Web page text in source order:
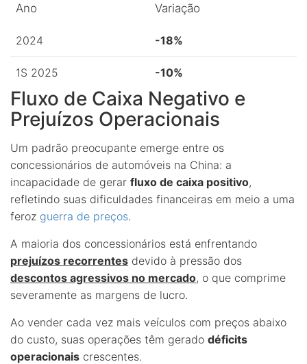
Ano Variação
2024 -18%
1S 2025 -10%
Fluxo de Caixa Negativo e
Prejuízos Operacionais
Um padrão preocupante emerge entre os
concessionários de automóveis na China: a
incapacidade de gerar fluxo de caixa positivo,
refletindo suas dificuldades financeiras em meio a uma
feroz guerra de preços.
A maioria dos concessionários está enfrentando
prejuízos recorrentes devido à pressão dos
descontos agressivos no mercado, o que comprime
severamente as margens de lucro.
Ao vender cada vez mais veículos com preços abaixo
do custo, suas operações têm gerado déficits
operacionais crescentes.